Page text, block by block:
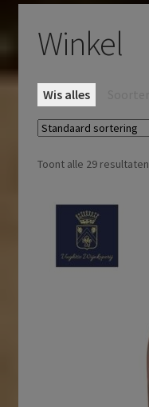
Winkel
Wis alles
Toont alle 29 resultaten